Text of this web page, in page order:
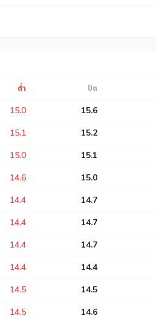
ต่ำ ปิด
15.0 15.6
15.1 15.2
15.0 15.1
14.6 15.0
14.4 14.7
14.4 14.7
14.4 14.7
14.4 14.4
14.5 14.5
14.5 14.6